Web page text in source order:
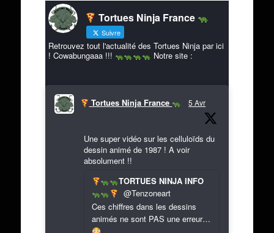
Tortues Ninja France
Suivre
Retrouvez tout l'actualité des Tortues Ninja par ici
! Cowabungaaa !!!
Notre site :
Tortues Ninja France 5 Avr
Une super vidéo sur les celluloïds du
dessin animé de 1987 ! A voir
absolument !!
TORTUES NINJA INFO
@Tenzoneart
Ces chiffres dans les dessins
animés ne sont PAS une erreur…